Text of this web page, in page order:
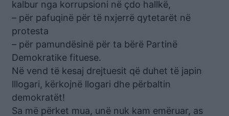
kalbur nga korrupsioni në çdo hallkë,
– për pafuqinë për të nxjerrë qytetarët në
protesta
– për pamundësinë për ta bërë Partinë
Demokratike fituese.
Në vend të kesaj drejtuesit që duhet të japin
lllogari, kërkojnë llogari dhe përbaltin
demokratët!
Sa më përket mua, unë nuk kam emëruar, as